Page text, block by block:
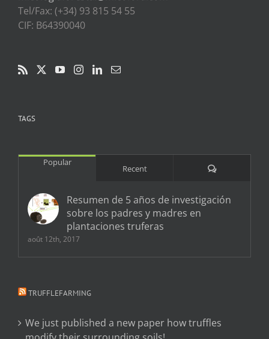
Tel/Fax: (+34) 93 815 54 55
CIF: B64390040
TAGS
Popular
Recent Comments
Resumen de 5 años de investigación
sobre los padres y madres en
plantaciones truferas
août 12th, 2017
TRUFFLEFARMING
We just published a new paper how truffles